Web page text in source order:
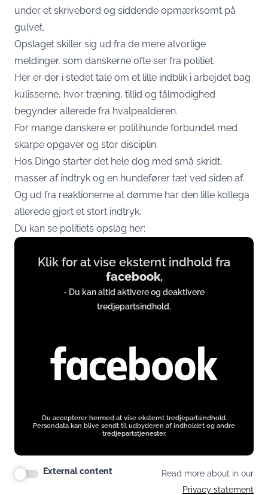
under et skrivebord og siddende opmærksomt på
gulvet.
Opslaget skiller sig ud fra de mere alvorlige
meldinger, som danskerne ofte ser fra politiet.
Her er der i stedet tale om et lille indblik i arbejdet bag
kulisserne, hvor træning, tillid og tålmodighed
begynder allerede fra hvalpealderen.
For mange danskere er politihunde forbundet med
skarpe opgaver og stor disciplin.
Hos Dingo starter det hele dog med små skridt,
masser af indtryk og en hundefører tæt ved siden af.
Og ud fra reaktionerne at dømme har den lille kollega
allerede gjort et stort indtryk.
Du kan se politiets opslag her:
Display
content
www.facebook.com
Klik for at vise eksternt indhold fra
facebook,
- Du kan altid aktivere og deaktivere
tredjepartsindhold.
Du accepterer hermed at vise eksternt tredjepartsindhold.
Persondata kan blive sendt til udbyderen af indholdet og andre
tredjepartstjenester.
External content
Read more about in our
Privacy statement